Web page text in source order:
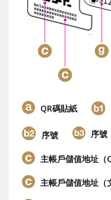
QR碼貼紙
序號 序號
主帳戶儲值地址（
主帳戶儲值地址（